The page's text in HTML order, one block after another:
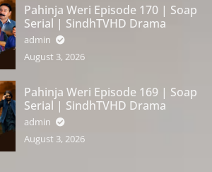
Pahinja Weri Episode 170 | Soap
Serial | SindhTVHD Drama
admin
August 3, 2026
Pahinja Weri Episode 169 | Soap
Serial | SindhTVHD Drama
admin
August 3, 2026